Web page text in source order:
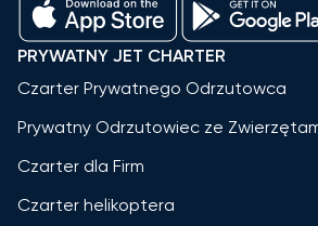
PRYWATNY JET CHARTER
Czarter Prywatnego Odrzutowca
Prywatny Odrzutowiec ze
Czarter dla Firm
Czarter helikoptera